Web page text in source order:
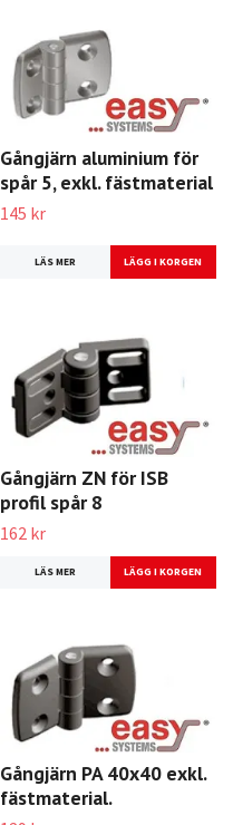
Gångjärn aluminium för
spår 5, exkl. fästmaterial
145 kr
LÄS MER
Gångjärn ZN för ISB
profil spår 8
162 kr
LÄS MER
Gångjärn PA 40x40 exkl.
fästmaterial.